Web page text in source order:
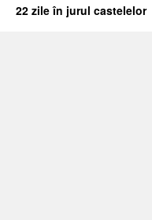
22 zile în jurul castelelor